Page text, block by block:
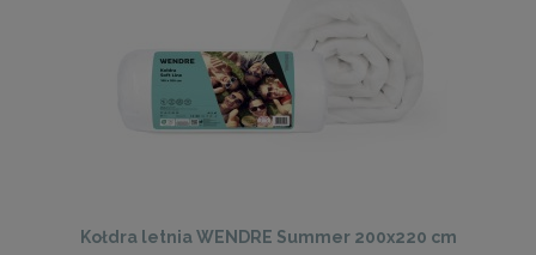
Kołdra letnia WENDRE Summer 200x220 cm